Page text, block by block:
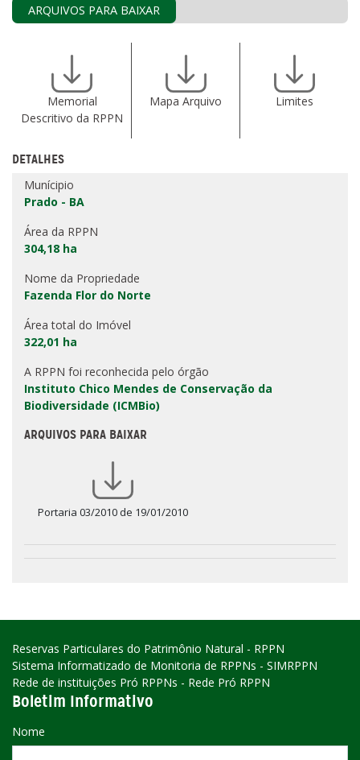
ARQUIVOS PARA BAIXAR
Memorial
Descritivo da RPPN
Mapa Arquivo Limites
DETALHES
Munícipio
Prado - BA
Área da RPPN
304,18 ha
Nome da Propriedade
Fazenda Flor do Norte
Área total do Imóvel
322,01 ha
A RPPN foi reconhecida pelo órgão
Instituto Chico Mendes de Conservação da
Biodiversidade (ICMBio)
ARQUIVOS PARA BAIXAR
Portaria 03/2010 de 19/01/2010
Reservas Particulares do Patrimônio Natural - RPPN
Sistema Informatizado de Monitoria de RPPNs - SIMRPPN
Rede de instituições Pró RPPNs - Rede Pró RPPN
Boletim Informativo
Nome